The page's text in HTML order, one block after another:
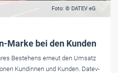
Foto: © DATEV eG
Marke bei den Kunden
Bestehens erneut den Umsatz
Kundinnen und Kunden. Datev-